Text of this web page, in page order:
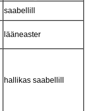
saabellill
lääneaster
hallikas saabellill